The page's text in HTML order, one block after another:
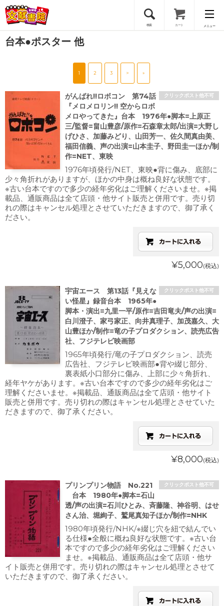
検索 カート メニュー
会員登録
台本●ポスター 他
1 2 3 > »
クリックポスト他不可
がんばれ!!ロボコン 第74話
『メロメロリン!! 空からロボ
メロやってきた』台本 1976年●脚本=上原正
三/監督=畠山豊彦/原作=石森章太郎/出演=大野し
げひさ、加藤みどり、山田芳一、佐久間真由美、
福田信義、声の出演=山本圭子、野田圭一ほか/制
作=NET、東映
1976年頃発行/NET、東映●背に傷み、底部に
少々角折れがありますが、ほかの中身は概ね良好な状態です。
※古い台本ですので多少の経年劣化はご理解くださいませ。※掲
載品、通販商品は全て店頭・他サイト販売と併用です。売り切
れの際はキャンセル処理とさせていただきますので、御了承く
ださい。
¥5,000(税込)
クリックポスト他不可
宇宙エース 第13話『見えな
い怪星』録音台本 1965年●
脚本・演出=九里一平/原作=吉田竜夫/声の出演=
白川澄子、家弓家正、向井真理子、加茂嘉久、大
山豊ほか/制作=竜の子プロダクション、読売広告
社、フジテレビ映画部
1965年頃発行/竜の子プロダクション、読売
広告社、フジテレビ映画部●背や綴じ部分、
裏表紙小口部分に傷み、上部に少々角折れ、
経年ヤケがあります。※古い台本ですので多少の経年劣化はご
理解くださいませ。※掲載品、通販商品は全て店頭・他サイト
販売と併用です。売り切れの際はキャンセル処理とさせていた
だきますので、御了承ください。
¥8,000(税込)
クリックポスト他不可
プリンプリン物語 No.221
台本 1980年●脚本=石山
透/声の出演=石川ひとみ、斉藤隆、神谷明、はせ
さん治、堀絢子、鷲尾真知子ほか/制作=NHK
1980年頃発行/NHK/※綴じ穴を紐で結んでい
る仕様●全般に概ね良好な状態です。※古い台
本ですので多少の経年劣化はご理解ください
ませ。※掲載品、通販商品は全て店頭・他サ
イト販売と併用です。売り切れの際はキャンセル処理とさせて
いただきますので、御了承ください。